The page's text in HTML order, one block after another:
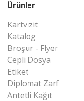
Ürünler
Kartvizit
Katalog
Broşür - Flyer
Cepli Dosya
Etiket
Diplomat Zarf
Antetli Kağıt